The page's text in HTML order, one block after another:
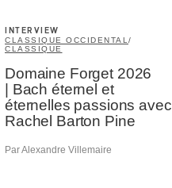
INTERVIEW
CLASSIQUE OCCIDENTAL /
CLASSIQUE
Domaine Forget 2026
| Bach éternel et
éternelles passions avec
Rachel Barton Pine
Par Alexandre Villemaire